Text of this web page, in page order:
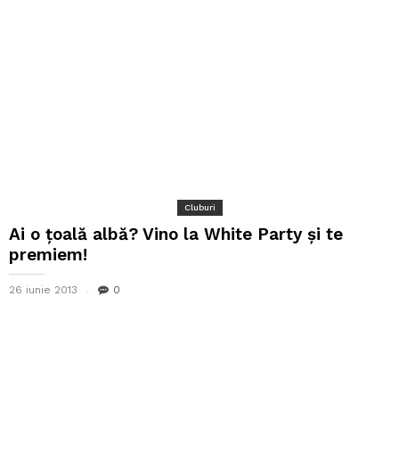
Cluburi
Ai o țoală albă? Vino la White Party și te
premiem!
26 iunie 2013 0